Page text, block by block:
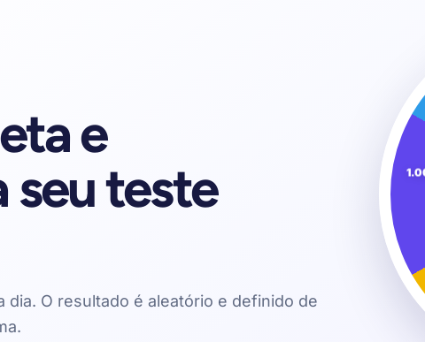
e
seu teste
dia. O resultado é aleatório e definido de